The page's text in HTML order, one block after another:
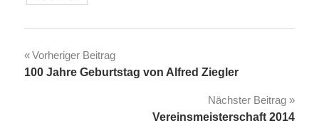
Beitragsnavigation
Vorheriger Beitrag
100 Jahre Geburtstag von Alfred Ziegler
Nächster Beitrag
Vereinsmeisterschaft 2014